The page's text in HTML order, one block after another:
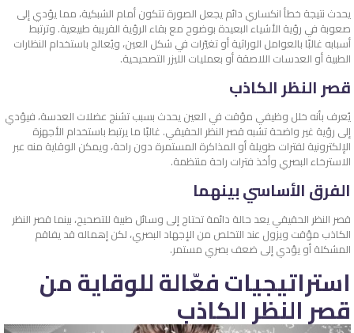
يحدث نتيجة خطأ انكساري دائم يجعل الصورة تتكون أمام الشبكية، مما يؤدي إلى
صعوبة في رؤية الأشياء البعيدة بوضوح مع بقاء الرؤية القريبة طبيعية. وترتبط
أسبابه غالبًا بالعوامل الوراثية أو تغيّرات في شكل العين، ويُعالج باستخدام النظارات
الطبية أو العدسات اللاصقة أو بعمليات الليزر التصحيحية.
قصر النظر الكاذب
يُعرف بأنه خلل وظيفي مؤقت في العين يحدث بسبب تشنج عضلات العدسة، فيؤدي
إلى رؤية غير واضحة تشبه قصر النظر الحقيقي. غالبًا ما يرتبط باستخدام الأجهزة
الإلكترونية لفترات طويلة أو المذاكرة المستمرة دون راحة، ويمكن الوقاية منه عبر
الاسترخاء البصري وأخذ فترات راحة منتظمة.
الفرق الأساسي بينهما
قصر النظر الحقيقي يعد حالة دائمة تحتاج إلى وسائل طبية للتصحيح، بينما قصر النظر
الكاذب مؤقت ويزول عند التخلص من الإجهاد البصري، لكن إهماله قد يفاقم
المشكلة أو يؤدي إلى ضعف بصري مستمر.
استراتيجيات فعّالة للوقاية من
قصر النظر الكاذب